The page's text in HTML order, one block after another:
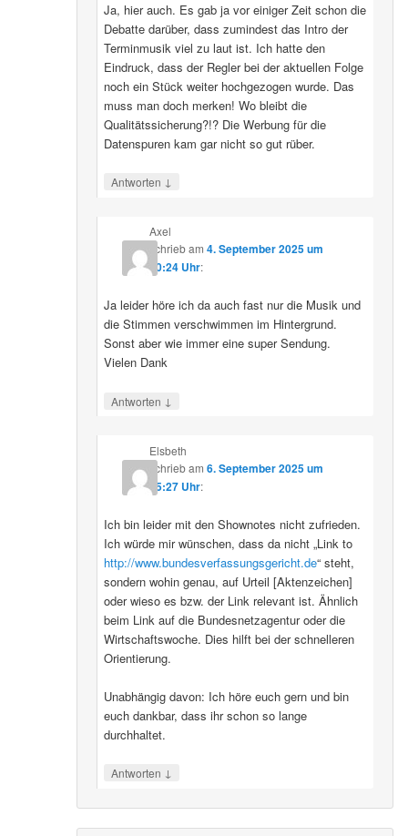
Ja, hier auch. Es gab ja vor einiger Zeit schon die
Debatte darüber, dass zumindest das Intro der
Terminmusik viel zu laut ist. Ich hatte den
Eindruck, dass der Regler bei der aktuellen Folge
noch ein Stück weiter hochgezogen wurde. Das
muss man doch merken! Wo bleibt die
Qualitätssicherung?!? Die Werbung für die
Datenspuren kam gar nicht so gut rüber.
Antworten ↓
Axel
schriebam 4. September 2025 um
10:24 Uhr:
Ja leider höre ich da auch fast nur die Musik und
die Stimmen verschwimmen im Hintergrund.
Sonst aber wie immer eine super Sendung.
Vielen Dank
Antworten ↓
Elsbeth
schriebam 6. September 2025 um
15:27 Uhr:
Ich bin leider mit den Shownotes nicht zufrieden.
Ich würde mir wünschen, dass da nicht „Link to
http://www.bundesverfassungsgericht.de“ steht,
sondern wohin genau, auf Urteil [Aktenzeichen]
oder wieso es bzw. der Link relevant ist. Ähnlich
beim Link auf die Bundesnetzagentur oder die
Wirtschaftswoche. Dies hilft bei der schnelleren
Orientierung.
Unabhängig davon: Ich höre euch gern und bin
euch dankbar, dass ihr schon so lange
durchhaltet.
Antworten ↓